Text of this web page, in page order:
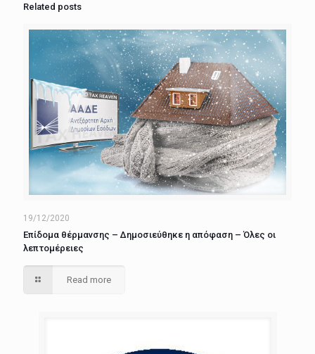
Related posts
19/12/2020
Επίδομα θέρμανσης – Δημοσιεύθηκε η απόφαση – Όλες οι
λεπτομέρειες
Read more